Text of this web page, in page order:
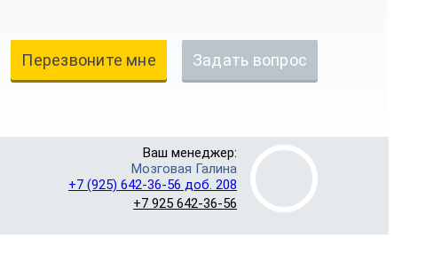
Перезвоните мне Задать вопрос
Ваш менеджер:
Мозговая Галина
+7 (925) 642-36-56 доб. 208
+7 925 642-36-56